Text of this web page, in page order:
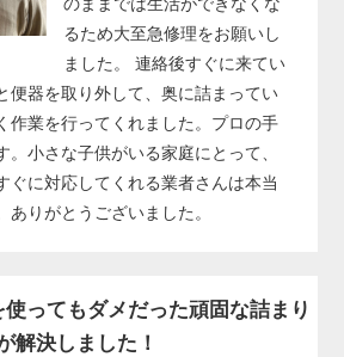
るため大至急修理をお願いし
ました。 連絡後すぐに来てい
便器を取り外して、奥に詰まってい
作業を行ってくれました。プロの手
。小さな子供がいる家庭にとって、
ぐに対応してくれる業者さんは本当
ありがとうございました。
ってもダメだった頑固な詰まり
解決しました！